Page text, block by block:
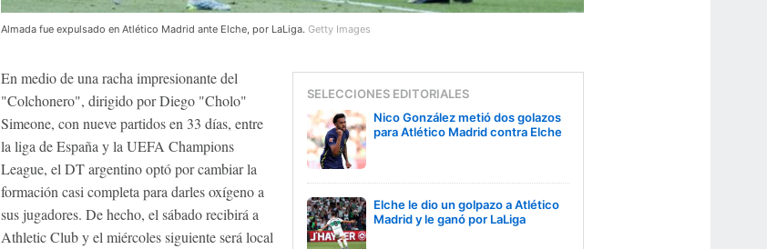
Almada fue expulsado en Atlético Madrid ante Elche, por LaLiga. Getty Images
SELECCIONES EDITORIALES
Nico González metió dos golazos
para Atlético Madrid contra Elche
Elche le dio un golpazo a Atlético
Madrid y le ganó por LaLiga
En medio de una racha impresionante del
"Colchonero", dirigido por Diego "Cholo"
Simeone, con nueve partidos en 33 días, entre
la liga de España y la UEFA Champions
League, el DT argentino optó por cambiar la
formación casi completa para darles oxígeno a
sus jugadores. De hecho, el sábado recibirá a
Athletic Club y el miércoles siguiente será local